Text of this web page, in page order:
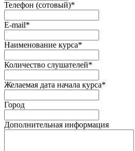
Телефон (сотовый)*
E-mail*
Наименование курса*
Количество слушателей*
Желаемая дата начала курса*
Город
Дополнительная информация